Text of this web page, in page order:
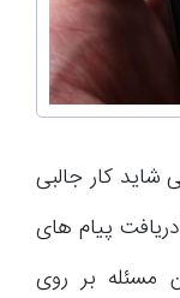
کار جالبی
پیام های
مسئله بر روی